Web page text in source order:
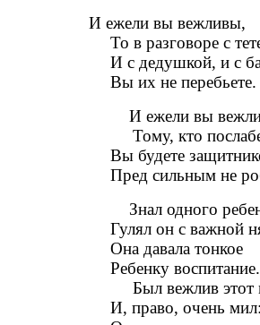
И ежели вы вежливы,
То в разговоре с
И с дедушкой, и с
Вы их не перебьете.
И ежели вы
Тому, кто
Вы будете
Пред сильным не
Знал одного
Гулял он с важной
Она давала тонкое
Ребенку воспитание.
Был вежлив этот
И, право, очень мил: